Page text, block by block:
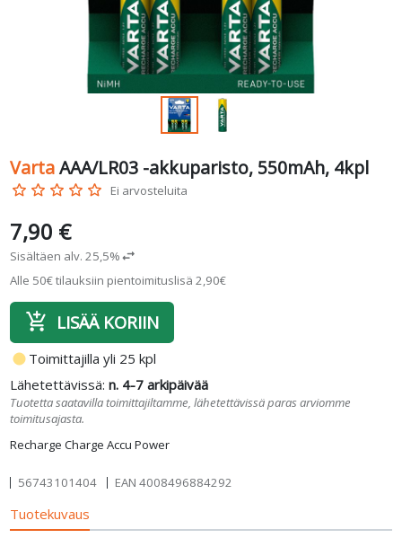
VartaAAA/LR03 -akkuparisto, 550mAh, 4kpl
star_border star_border star_border star_border star_border Ei arvosteluita
Recharge Charge Accu Power
7,90 €
Sisältäen alv. 25,5%swap_horiz
Alle 50€ tilauksiin pientoimituslisä 2,90€
add_shopping_cart LISÄÄ KORIIN
fiber_manual_record Toimittajilla yli 25 kpl
Lähetettävissä:n. 4-7 arkipäivää
Tuotetta saatavilla toimittajiltamme, lähetettävissä paras arviomme
toimitusajasta.
56743101404 EAN 4008496884292
Tuotekuvaus